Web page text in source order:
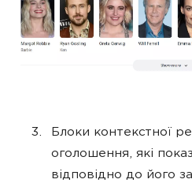
Блоки контекстної
оголошення, які
відповідно до його